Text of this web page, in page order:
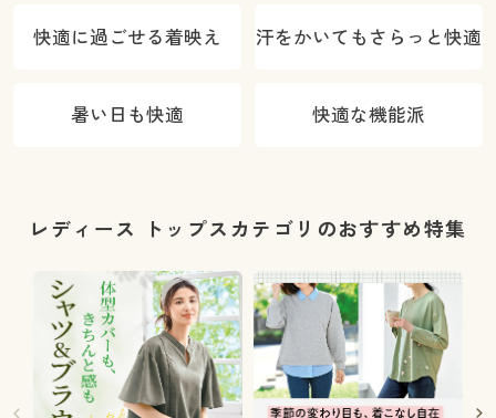
快適に過ごせる着映え 汗をかいてもさらっと快適
暑い日も快適 快適な機能派
レディース トップスカテゴリのおすすめ特集